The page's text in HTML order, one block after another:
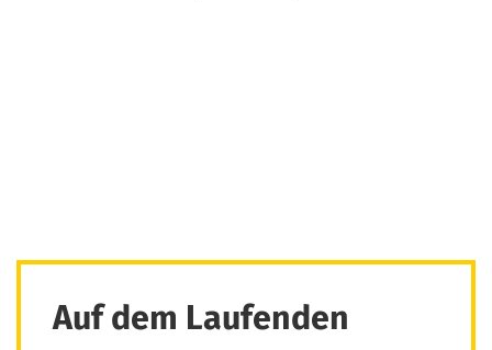
Auf dem Laufenden